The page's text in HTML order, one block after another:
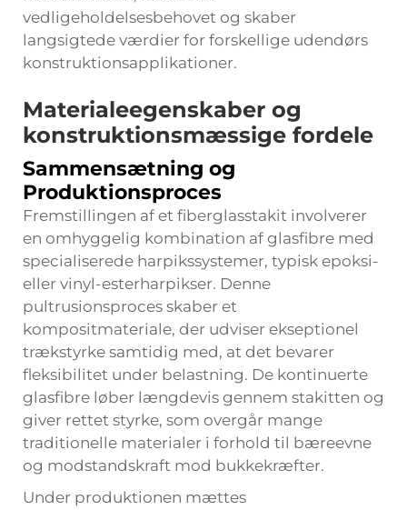
vedligeholdelsesbehovet og skaber
langsigtede værdier for forskellige udendørs
konstruktionsapplikationer.
Materialeegenskaber og
konstruktionsmæssige fordele
Sammensætning og
Produktionsproces
Fremstillingen af et fiberglasstakit involverer
en omhyggelig kombination af glasfibre med
specialiserede harpikssystemer, typisk epoksi-
eller vinyl-esterharpikser. Denne
pultrusionsproces skaber et
kompositmateriale, der udviser ekseptionel
trækstyrke samtidig med, at det bevarer
fleksibilitet under belastning. De kontinuerte
glasfibre løber længdevis gennem stakitten og
giver rettet styrke, som overgår mange
traditionelle materialer i forhold til bæreevne
og modstandskraft mod bukkekræfter.
Under produktionen mættes